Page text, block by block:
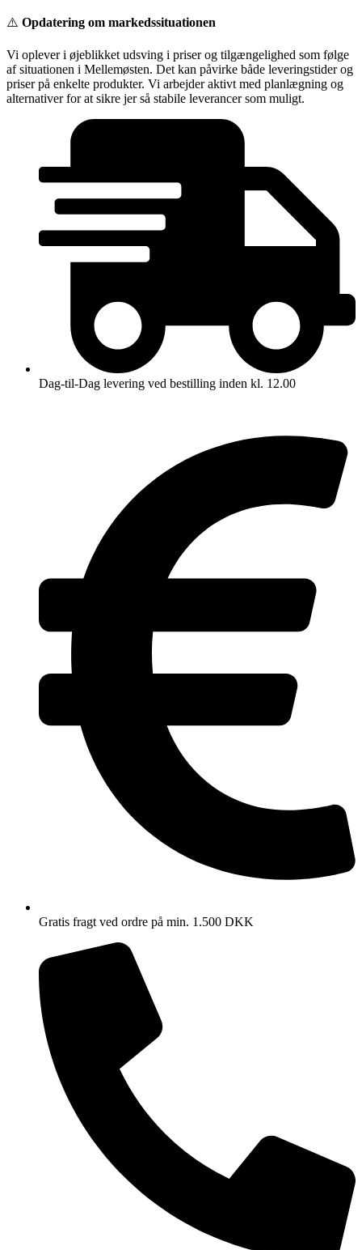
Videre
indhold
⚠️ Opdatering om markedssituationen
Vi oplever i øjeblikket udsving i priser og tilgængelighed som følge
af situationen i Mellemøsten. Det kan påvirke både leveringstider og
priser på enkelte produkter. Vi arbejder aktivt med planlægning og
alternativer for at sikre jer så stabile leverancer som muligt.
Dag-til-Dag levering ved bestilling inden kl. 12.00
Gratis fragt ved ordre på min. 1.500 DKK